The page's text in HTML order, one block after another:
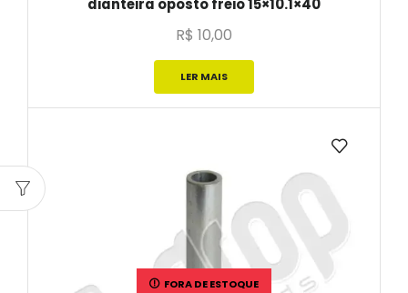
dianteira oposto freio 15×10.1×40
R$ 10,00
LER MAIS
FORA DE ESTOQUE